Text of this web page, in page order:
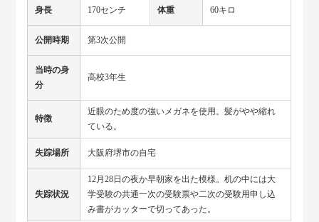
身長 170センチ 体重 60キロ
公開時期 第3次公開
当時の身
分
高校3年生
特徴
近眼のため度の強いメガネを使用。髪がやや縮れ
ている。
失踪場所 大阪府堺市の自宅
失踪状況
12月28日の夜か早朝家を出た模様。机の中には大
学受験の共通一次の受験票や二次の受験用申し込
み書がカッターで切ってあった。